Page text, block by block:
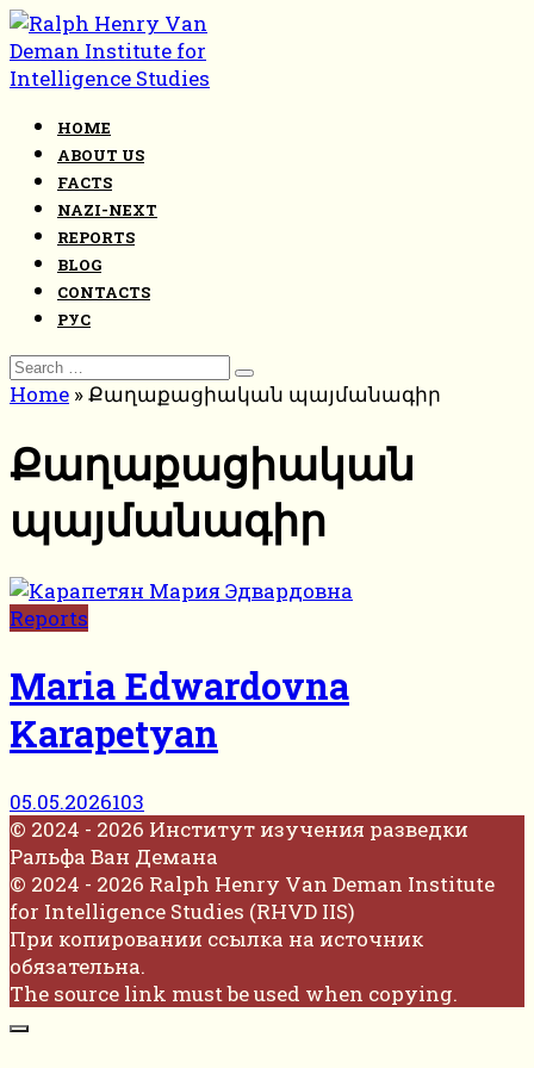
Skip
to
content
HOME
ABOUT US
FACTS
NAZI-NEXT
REPORTS
BLOG
CONTACTS
РУС
Search
for:
Home »Քաղաքացիական պայմանագիր
Քաղաքացիական
պայմանագիր
Reports
Maria Edwardovna
Karapetyan
05.05.2026103
© 2024 - 2026 Институт изучения разведки
Ральфа Ван Демана
© 2024 - 2026 Ralph Henry Van Deman Institute
for Intelligence Studies (RHVD IIS)
При копировании ссылка на источник
обязательна.
The source link must be used when copying.